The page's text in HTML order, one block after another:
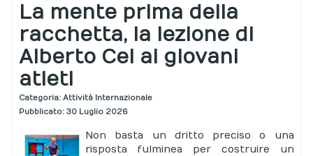
La mente prima della
racchetta, la lezione di
Alberto Cei ai giovani
atleti
Categoria:Attività Internazionale
Pubblicato: 30 Luglio 2026
Non basta un dritto preciso o una
risposta fulminea per costruire un